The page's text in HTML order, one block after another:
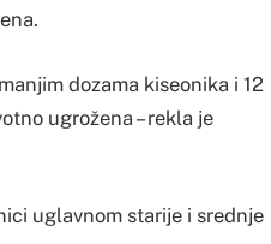
dozama kiseonika i 12
ugrožena – rekla je
uglavnom starije i srednje